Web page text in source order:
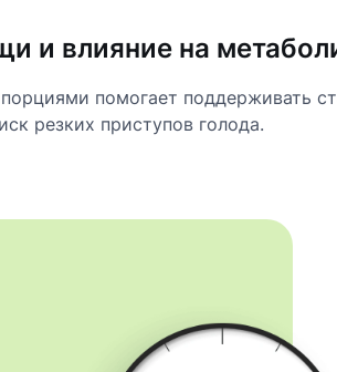
и влияние на
помогает поддерживать
резких приступов голода.